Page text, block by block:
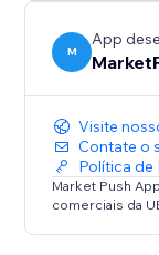
M
App
Visite
Contate o
Política de
Market Push
comerciais da